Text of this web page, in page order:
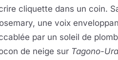
cliquette dans un coin.
une voix
par un soleil de
de neige sur Tagono-Ura